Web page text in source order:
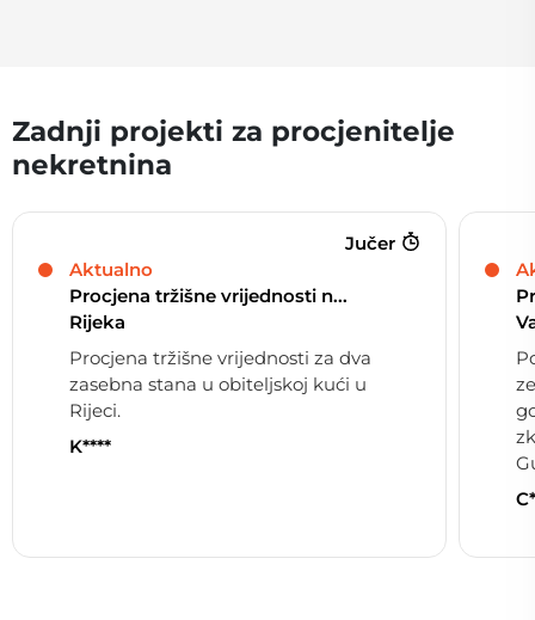
Zadnji projekti za procjenitelje
nekretnina
Jučer
Aktualno
Procjena tržišne vrijednosti n...
Rijeka
Procjena tržišne vrijednosti za dva
zasebna stana u obiteljskoj kući u
Rijeci.
K****